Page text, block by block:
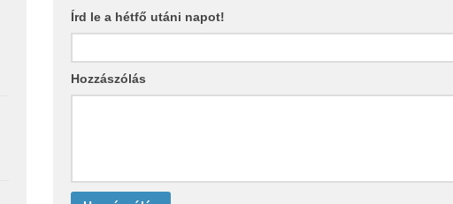
Írd le a hétfő utáni napot!
Hozzászólás